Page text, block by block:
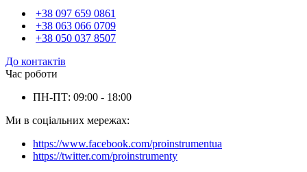
+38 097 659 0861
+38 063 066 0709
+38 050 037 8507
До контактів
Час роботи
ПН-ПТ: 09:00 - 18:00
Ми в соціальних мережах:
https://www.facebook.com/proinstrumentua
https://twitter.com/proinstrumenty